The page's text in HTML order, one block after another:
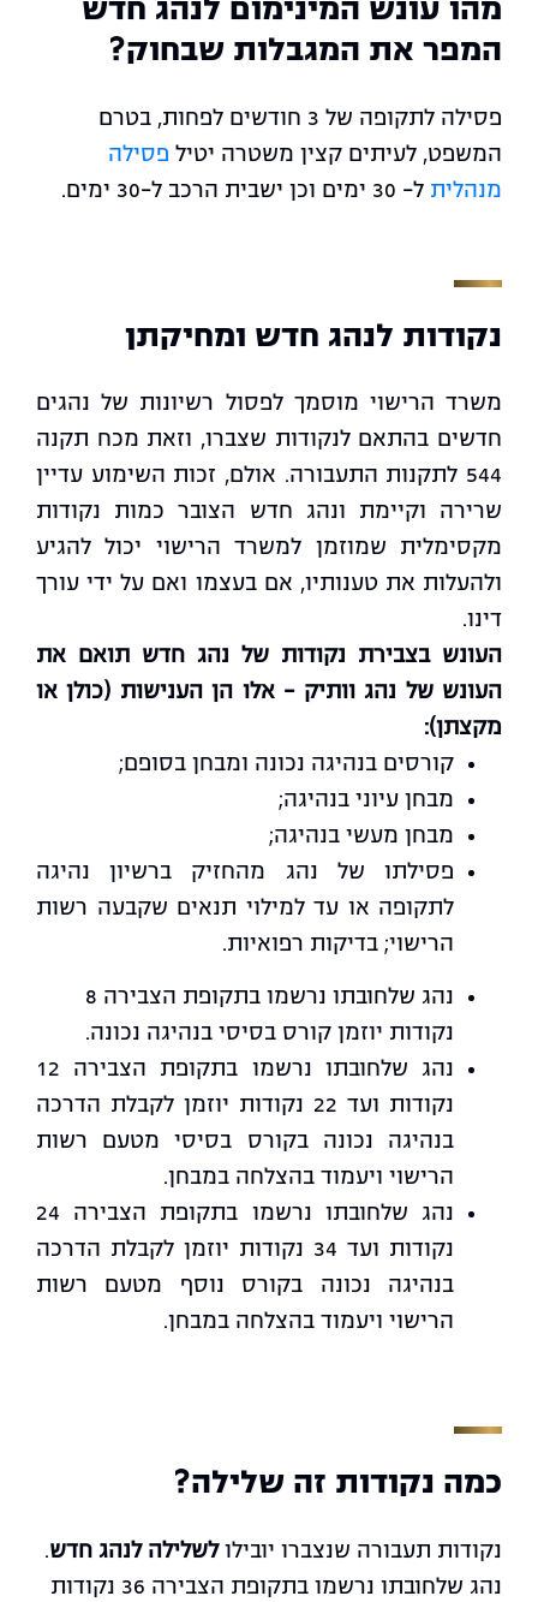
מהו עונש המינימום לנהג חדש
המפר את המגבלות שבחוק?
פסילה לתקופה של 3 חודשים לפחות, בטרם
המשפט, לעיתים קצין משטרה יטיל פסילה
מנהלית ל- 30 ימים וכן ישבית הרכב ל-30 ימים.
נקודות לנהג חדש ומחיקתן
משרד הרישוי מוסמך לפסול רשיונות של נהגים
חדשים בהתאם לנקודות שצברו, וזאת מכח תקנה
544 לתקנות התעבורה. אולם, זכות השימוע עדיין
שרירה וקיימת ונהג חדש הצובר כמות נקודות
מקסימלית שמוזמן למשרד הרישוי יכול להגיע
ולהעלות את טענותיו, אם בעצמו ואם על ידי עורך
דינו.
העונש בצבירת נקודות של נהג חדש תואם את
העונש של נהג וותיק – אלו הן הענישות (כולן או
מקצתן):
קורסים בנהיגה נכונה ומבחן בסופם;
מבחן עיוני בנהיגה;
מבחן מעשי בנהיגה;
פסילתו של נהג מהחזיק ברשיון נהיגה
לתקופה או עד למילוי תנאים שקבעה רשות
הרישוי; בדיקות רפואיות.
נהג שלחובתו נרשמו בתקופת הצבירה 8
נקודות יוזמן קורס בסיסי בנהיגה נכונה.
נהג שלחובתו נרשמו בתקופת הצבירה 12
נקודות ועד 22 נקודות יוזמן לקבלת הדרכה
בנהיגה נכונה בקורס בסיסי מטעם רשות
הרישוי ויעמוד בהצלחה במבחן.
נהג שלחובתו נרשמו בתקופת הצבירה 24
נקודות ועד 34 נקודות יוזמן לקבלת הדרכה
בנהיגה נכונה בקורס נוסף מטעם רשות
הרישוי ויעמוד בהצלחה במבחן.
כמה נקודות זה שלילה?
נקודות תעבורה שנצברו יובילולשלילה לנהג חדש.
נהג שלחובתו נרשמו בתקופת הצבירה 36 נקודות